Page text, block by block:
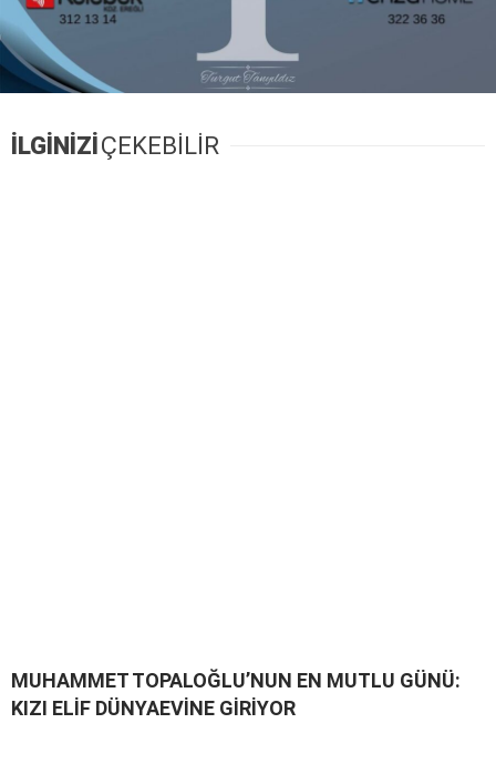
İLGİNİZİÇEKEBİLİR
MUHAMMET TOPALOĞLU’NUN EN MUTLU GÜNÜ:
KIZI ELİF DÜNYAEVİNE GİRİYOR